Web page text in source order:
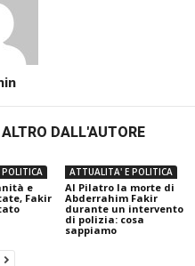
ALTRO DALL'AUTORE
e
Fakir
ATTUALITA' E POLITICA
Al Pilatro la morte di
Abderrahim Fakir
durante un intervento
di polizia: cosa
sappiamo